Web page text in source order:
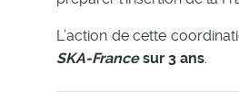
L’action de cette
SKA-Francesur 3 ans